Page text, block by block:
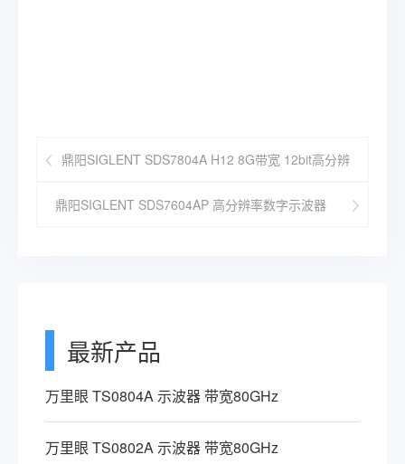
鼎阳SIGLENT SDS7804A H12 8G带宽 12bit高分辨
鼎阳SIGLENT SDS7604AP 高分辨率数字示波器
最新产品
万里眼 TS0804A 示波器 带宽80GHz
万里眼 TS0802A 示波器 带宽80GHz